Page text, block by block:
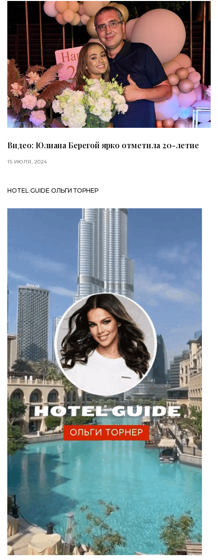
Видео: Юлиана Берегой ярко отметила 20-летие
15 ИЮЛЯ, 2024
HOTEL GUIDE ОЛЬГИ ТОРНЕР